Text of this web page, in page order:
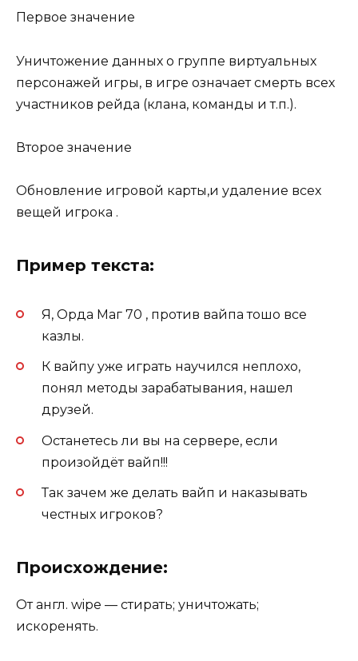
Первое значение
Уничтожение данных о группе виртуальных
персонажей игры, в игре означает смерть всех
участников рейда (клана, команды и т.п.).
Второе значение
Обновление игровой карты,и удаление всех
вещей игрока .
Пример текста:
Я, Орда Маг 70 , против вайпа тошо все
казлы.
К вайпу уже играть научился неплохо,
понял методы зарабатывания, нашел
друзей.
Останетесь ли вы на сервере, если
произойдёт вайп!!!
Так зачем же делать вайп и наказывать
честных игроков?
Происхождение:
От англ. wipe — стирать; уничтожать;
искоренять.